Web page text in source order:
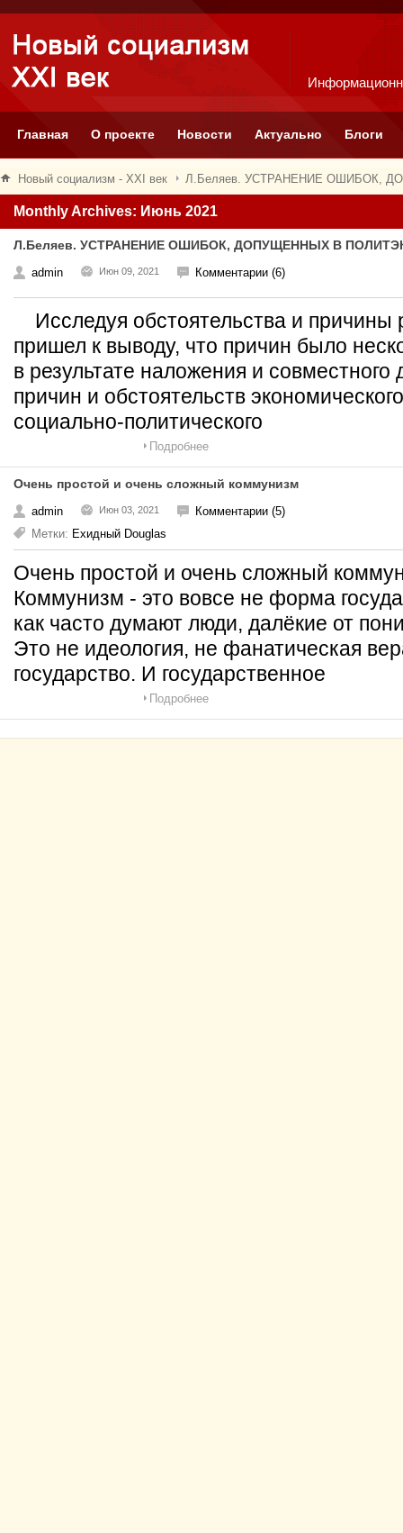
Главная О проекте Новости Актуально Блоги
Новый социализм - XXI век Л.Беляев. УСТРАНЕНИЕ ОШИБОК,
Monthly Archives: Июнь 2021
Л.Беляев. УСТРАНЕНИЕ ОШИБОК, ДОПУЩЕННЫХ В
admin Июн 09, 2021 Комментарии (6)
Исследуя обстоятельства и причины
пришел к выводу, что причин было
в результате наложения и совместного
причин и обстоятельств
социально-политического
Подробнее
Очень простой и очень сложный коммунизм
admin Июн 03, 2021
Комментарии (5)
Метки: Ехидный Douglas
Очень простой и очень сложный
Коммунизм - это вовсе не форма
как часто думают люди, далёкие от
Это не идеология, не фанатическая
государство. И государственное
Подробнее